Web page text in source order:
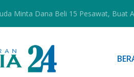
Minta Dana Beli 15 Pesawat, Buat